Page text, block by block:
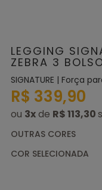
LEGGING
ZEBRA 3
SIGNATURE | Força
R$ 339,90
ou 3xde R$ 113,30
OUTRAS CORES